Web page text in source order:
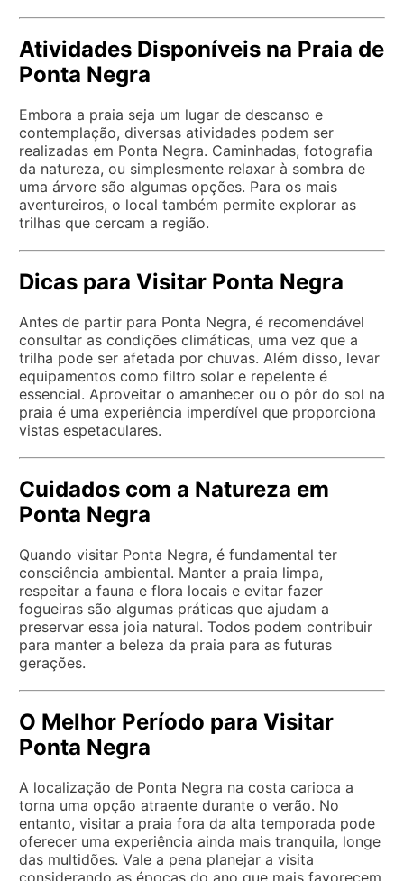
Atividades Disponíveis na Praia de
Ponta Negra
Embora a praia seja um lugar de descanso e
contemplação, diversas atividades podem ser
realizadas em Ponta Negra. Caminhadas, fotografia
da natureza, ou simplesmente relaxar à sombra de
uma árvore são algumas opções. Para os mais
aventureiros, o local também permite explorar as
trilhas que cercam a região.
Dicas para Visitar Ponta Negra
Antes de partir para Ponta Negra, é recomendável
consultar as condições climáticas, uma vez que a
trilha pode ser afetada por chuvas. Além disso, levar
equipamentos como filtro solar e repelente é
essencial. Aproveitar o amanhecer ou o pôr do sol na
praia é uma experiência imperdível que proporciona
vistas espetaculares.
Cuidados com a Natureza em
Ponta Negra
Quando visitar Ponta Negra, é fundamental ter
consciência ambiental. Manter a praia limpa,
respeitar a fauna e flora locais e evitar fazer
fogueiras são algumas práticas que ajudam a
preservar essa joia natural. Todos podem contribuir
para manter a beleza da praia para as futuras
gerações.
O Melhor Período para Visitar
Ponta Negra
A localização de Ponta Negra na costa carioca a
torna uma opção atraente durante o verão. No
entanto, visitar a praia fora da alta temporada pode
oferecer uma experiência ainda mais tranquila, longe
das multidões. Vale a pena planejar a visita
considerando as épocas do ano que mais favorecem